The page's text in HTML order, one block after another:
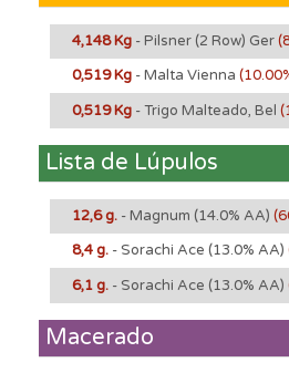
4,148 Kg - Pilsner (2 Row) Ger
0,519 Kg - Malta Vienna
0,519 Kg - Trigo Malteado, Bel
Lista de Lúpulos
12,6 g. - Magnum (14.0% AA)
8,4 g. - Sorachi Ace (13.0% AA)
6,1 g. - Sorachi Ace (13.0% AA)
Macerado